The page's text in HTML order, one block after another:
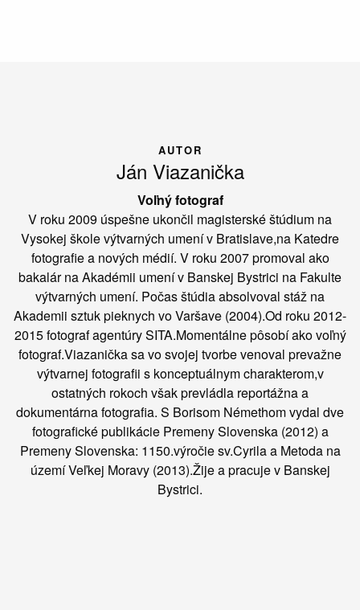
AUTOR
Ján Viazanička
Voľný fotograf
V roku 2009 úspešne ukončil magisterské štúdium na
Vysokej škole výtvarných umení v Bratislave,na Katedre
fotografie a nových médií. V roku 2007 promoval ako
bakalár na Akadémii umení v Banskej Bystrici na Fakulte
výtvarných umení. Počas štúdia absolvoval stáž na
Akademii sztuk pieknych vo Varšave (2004).Od roku 2012-
2015 fotograf agentúry SITA.Momentálne pôsobí ako voľný
fotograf.Viazanička sa vo svojej tvorbe venoval prevažne
výtvarnej fotografii s konceptuálnym charakterom,v
ostatných rokoch však prevládla reportážna a
dokumentárna fotografia. S Borisom Némethom vydal dve
fotografické publikácie Premeny Slovenska (2012) a
Premeny Slovenska: 1150.výročie sv.Cyrila a Metoda na
území Veľkej Moravy (2013).Žije a pracuje v Banskej
Bystrici.